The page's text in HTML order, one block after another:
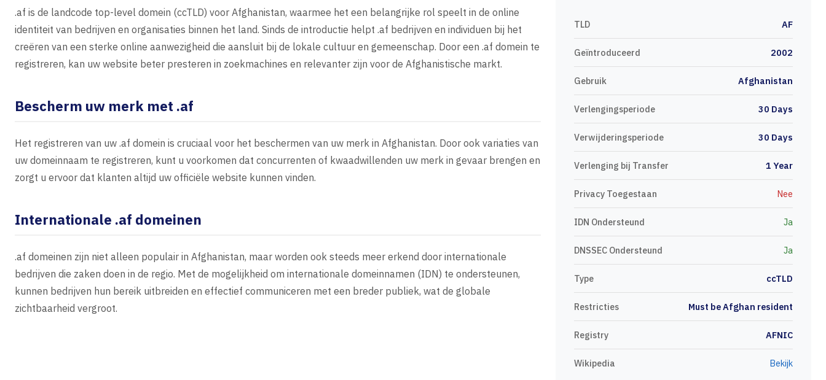
.af is de landcode top-level domein (ccTLD) voor Afghanistan, waarmee het een belangrijke rol speelt in de online
identiteit van bedrijven en organisaties binnen het land. Sinds de introductie helpt .af bedrijven en individuen bij het
creëren van een sterke online aanwezigheid die aansluit bij de lokale cultuur en gemeenschap. Door een .af domein te
registreren, kan uw website beter presteren in zoekmachines en relevanter zijn voor de Afghanistische markt.
Bescherm uw merk met .af
Het registreren van uw .af domein is cruciaal voor het beschermen van uw merk in Afghanistan. Door ook variaties van
uw domeinnaam te registreren, kunt u voorkomen dat concurrenten of kwaadwillenden uw merk in gevaar brengen en
zorgt u ervoor dat klanten altijd uw officiële website kunnen vinden.
Internationale .af domeinen
.af domeinen zijn niet alleen populair in Afghanistan, maar worden ook steeds meer erkend door internationale
bedrijven die zaken doen in de regio. Met de mogelijkheid om internationale domeinnamen (IDN) te ondersteunen,
kunnen bedrijven hun bereik uitbreiden en effectief communiceren met een breder publiek, wat de globale
zichtbaarheid vergroot.
TLD AF
Geïntroduceerd 2002
Gebruik Afghanistan
Verlengingsperiode 30 Days
Verwijderingsperiode 30 Days
Verlenging bij Transfer 1 Year
Privacy Toegestaan Nee
IDN Ondersteund Ja
DNSSEC Ondersteund Ja
Type ccTLD
Restricties Must be Afghan resident
Registry AFNIC
Wikipedia Bekijk